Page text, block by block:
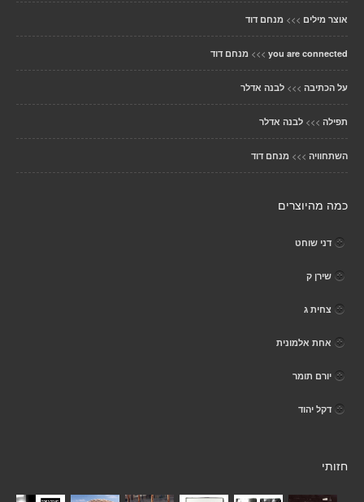
אוצר מילים >>> מנחם דוד
you are connected
>>> מנחם דוד
על הכתיבה >>> לבנה אדלר
תפילה >>> לבנה אדלר
השתחוויה >>> מנחם דוד
כמה מהיוצרים
דני שוחט
שירן ק
צחית ג
אחת אלמונית
יורם תומר
דקל יהוד
חזותי